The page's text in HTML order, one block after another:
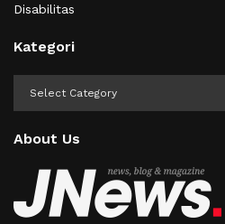
Disabilitas
Kategori
About Us